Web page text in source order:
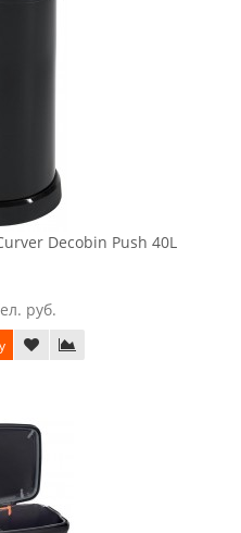
Decobin Push 40L
руб.